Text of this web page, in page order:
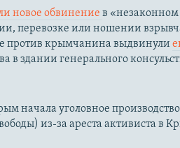
новое обвинениев «незаконном
перевозке или ношении
против крымчанина выдвинули
в здании генерального
начала уголовное производство
из-за ареста активиста в